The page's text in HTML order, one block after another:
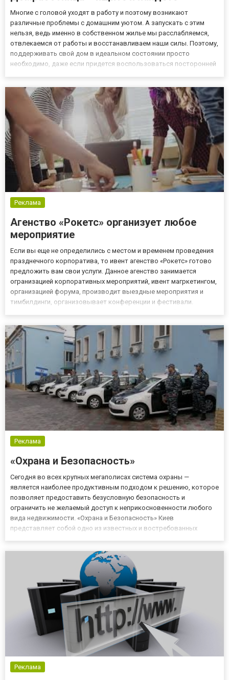
Многие с головой уходят в работу и поэтому возникают
различные проблемы с домашним уютом. А запускать с этим
нельзя, ведь именно в собственном жилье мы расслабляемся,
отвлекаемся от работы и восстанавливаем наши силы. Поэтому,
поддерживать свой дом в идеальном состоянии просто
необходимо, даже если придется воспользоваться посторонней
выступа...
Реклама
Агенство «Рокетс» организует любое
мероприятие
Если вы еще не определились с местом и временем проведения
празднечного корпоратива, то ивент агенство «Рокетс» готово
предложить вам свои услуги. Данное агенство занимается
огранизацией корпоративных мероприятий, ивент магркетингом,
организацией форума, производит выездные мероприятия и
тимбилдинги, организовывает конференции и фестивали.
Реклама
«Охрана и Безопасность»
Сегодня во всех крупных мегаполисах система охраны —
является наиболее продуктивным подходом к решению, которое
позволяет предоставить безусловную безопасность и
ограничить не желаемый доступ к неприкосновенности любого
вида недвижимости. «Охрана и Безопасность» Киев
представляет собой одно из известных и востребованных
производит установку о...
Реклама